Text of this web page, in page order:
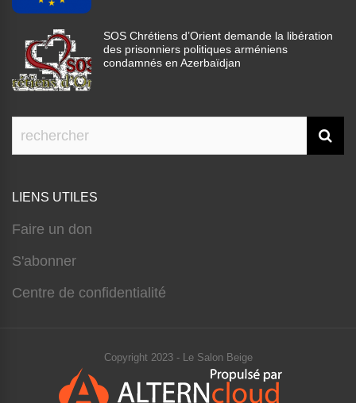
SOS Chrétiens d’Orient demande la libération
des prisonniers politiques arméniens
condamnés en Azerbaïdjan
LIENS UTILES
Faire un don
S'abonner
Centre de confidentialité
Copyright 2023 - Le Salon Beige